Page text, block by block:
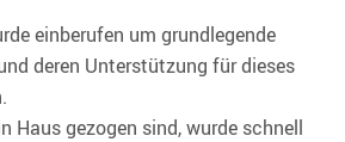
einberufen um grundlegende
deren Unterstützung für dieses
Haus gezogen sind, wurde schnell